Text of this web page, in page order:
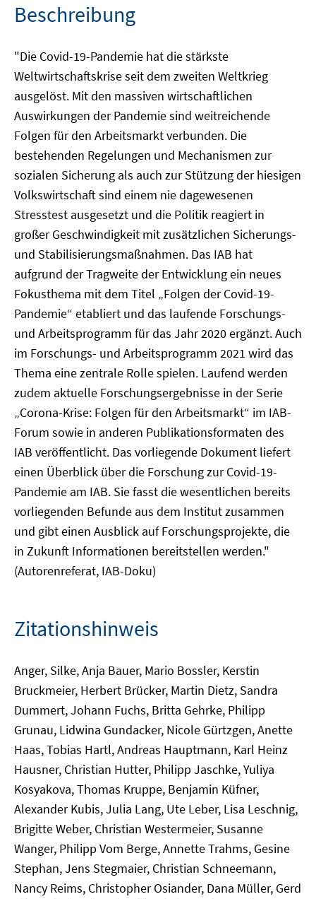
Beschreibung
"Die Covid-19-Pandemie hat die stärkste
Weltwirtschaftskrise seit dem zweiten Weltkrieg
ausgelöst. Mit den massiven wirtschaftlichen
Auswirkungen der Pandemie sind weitreichende
Folgen für den Arbeitsmarkt verbunden. Die
bestehenden Regelungen und Mechanismen zur
sozialen Sicherung als auch zur Stützung der hiesigen
Volkswirtschaft sind einem nie dagewesenen
Stresstest ausgesetzt und die Politik reagiert in
großer Geschwindigkeit mit zusätzlichen Sicherungs-
und Stabilisierungsmaßnahmen. Das IAB hat
aufgrund der Tragweite der Entwicklung ein neues
Fokusthema mit dem Titel „Folgen der Covid-19-
Pandemie“ etabliert und das laufende Forschungs-
und Arbeitsprogramm für das Jahr 2020 ergänzt. Auch
im Forschungs- und Arbeitsprogramm 2021 wird das
Thema eine zentrale Rolle spielen. Laufend werden
zudem aktuelle Forschungsergebnisse in der Serie
„Corona-Krise: Folgen für den Arbeitsmarkt“ im IAB-
Forum sowie in anderen Publikationsformaten des
IAB veröffentlicht. Das vorliegende Dokument liefert
einen Überblick über die Forschung zur Covid-19-
Pandemie am IAB. Sie fasst die wesentlichen bereits
vorliegenden Befunde aus dem Institut zusammen
und gibt einen Ausblick auf Forschungsprojekte, die
in Zukunft Informationen bereitstellen werden."
(Autorenreferat, IAB-Doku)
Zitationshinweis
Anger, Silke, Anja Bauer, Mario Bossler, Kerstin
Bruckmeier, Herbert Brücker, Martin Dietz, Sandra
Dummert, Johann Fuchs, Britta Gehrke, Philipp
Grunau, Lidwina Gundacker, Nicole Gürtzgen, Anette
Haas, Tobias Hartl, Andreas Hauptmann, Karl Heinz
Hausner, Christian Hutter, Philipp Jaschke, Yuliya
Kosyakova, Thomas Kruppe, Benjamin Küfner,
Alexander Kubis, Julia Lang, Ute Leber, Lisa Leschnig,
Brigitte Weber, Christian Westermeier, Susanne
Wanger, Philipp Vom Berge, Annette Trahms, Gesine
Stephan, Jens Stegmaier, Christian Schneemann,
Nancy Reims, Christopher Osiander, Dana Müller, Gerd